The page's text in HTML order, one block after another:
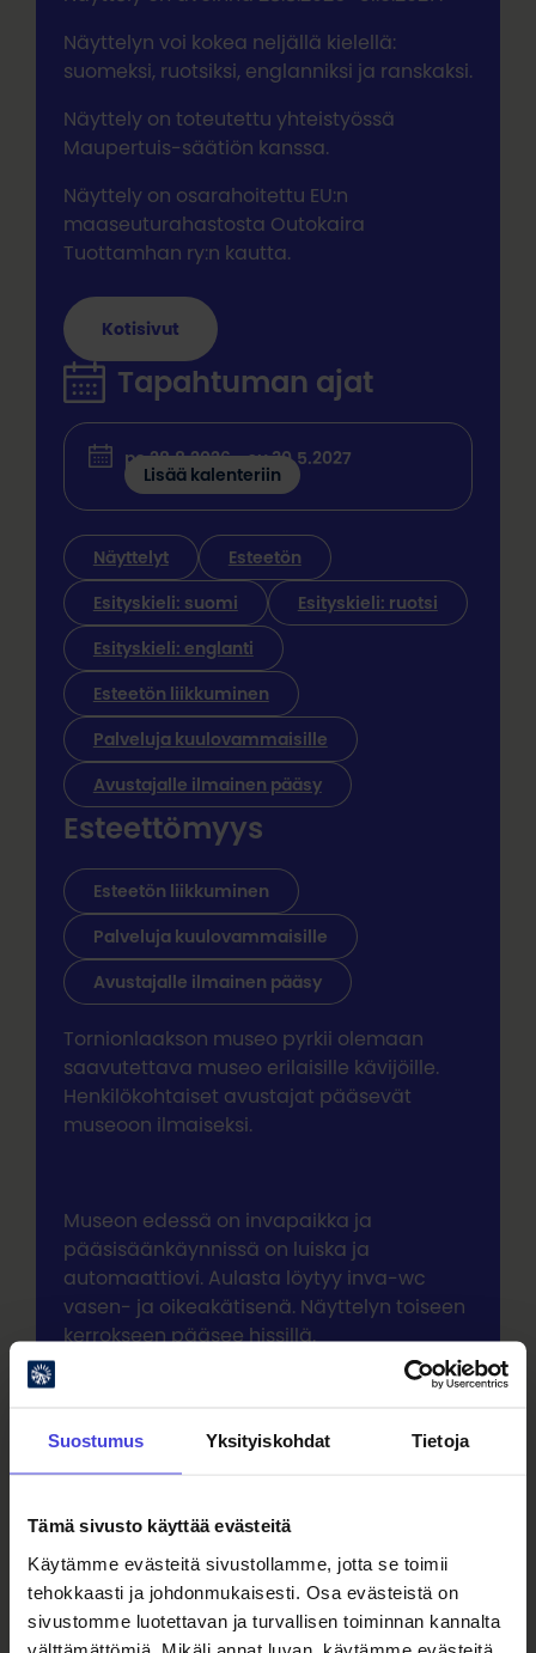
Suostumus Yksityiskohdat Tietoja
Tämä sivusto käyttää evästeitä
Käytämme evästeitä sivustollamme, jotta se toimii
tehokkaasti ja johdonmukaisesti. Osa evästeistä on
sivustomme luotettavan ja turvallisen toiminnan kannalta
välttämättömiä. Mikäli annat luvan, käytämme evästeitä
Näyttelyn voi kokea neljällä kielellä:
suomeksi, ruotsiksi, englanniksi ja ranskaksi.
Näyttely on toteutettu yhteistyössä
Maupertuis-säätiön kanssa.
Näyttely on osarahoitettu EU:n
maaseuturahastosta Outokaira
Tuottamhan ry:n kautta.
Kotisivut
Tapahtuman ajat
pe 28.8.2026 - su 30.5.2027
Lisää kalenteriin
Näyttelyt Esteetön
Esityskieli: suomi Esityskieli: ruotsi
Esityskieli: englanti
Esteetön liikkuminen
Palveluja kuulovammaisille
Avustajalle ilmainen pääsy
Esteettömyys
Esteetön liikkuminen
Palveluja kuulovammaisille
Avustajalle ilmainen pääsy
Tornionlaakson museo pyrkii olemaan
saavutettava museo erilaisille kävijöille.
Henkilökohtaiset avustajat pääsevät
museoon ilmaiseksi.
Museon edessä on invapaikka ja
pääsisäänkäynnissä on luiska ja
automaattiovi. Aulasta löytyy inva-wc
vasen- ja oikeakätisenä. Näyttelyn toiseen
kerrokseen pääsee hissillä.
Säilytyslokerikkoja on eri korkeuksilla.
huomioon hyvä luettavuus ja kontrasti, ja
lisätä. Näyttelyssä on myös kuunneltavia
elementtejä.